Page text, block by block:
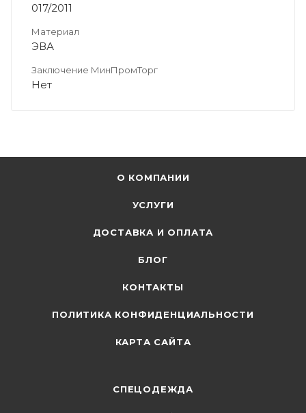
017/2011
Материал
ЭВА
Заключение МинПромТорг
Нет
О КОМПАНИИ
УСЛУГИ
ДОСТАВКА И ОПЛАТА
БЛОГ
КОНТАКТЫ
ПОЛИТИКА КОНФИДЕНЦИАЛЬНОСТИ
КАРТА САЙТА
СПЕЦОДЕЖДА